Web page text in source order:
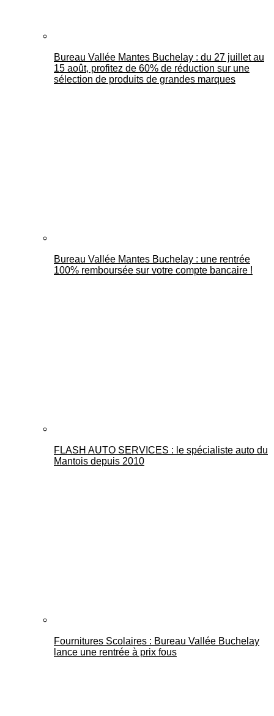
Bureau Vallée Mantes Buchelay : du 27 juillet au
15 août, profitez de 60% de réduction sur une
sélection de produits de grandes marques
Bureau Vallée Mantes Buchelay : une rentrée
100% remboursée sur votre compte bancaire !
FLASH AUTO SERVICES : le spécialiste auto du
Mantois depuis 2010
Fournitures Scolaires : Bureau Vallée Buchelay
lance une rentrée à prix fous